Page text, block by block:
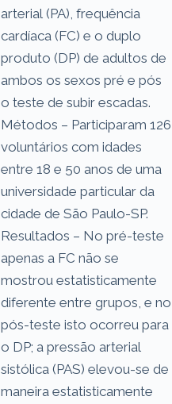
arterial (PA), frequência
cardíaca (FC) e o duplo
produto (DP) de adultos de
ambos os sexos pré e pós
o teste de subir escadas.
Métodos – Participaram 126
voluntários com idades
entre 18 e 50 anos de uma
universidade particular da
cidade de São Paulo-SP.
Resultados – No pré-teste
apenas a FC não se
mostrou estatisticamente
diferente entre grupos, e no
pós-teste isto ocorreu para
o DP; a pressão arterial
sistólica (PAS) elevou-se de
maneira estatisticamente